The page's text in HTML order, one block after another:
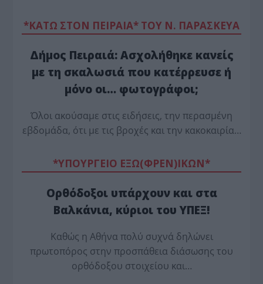
*ΚΑΤΩ ΣΤΟΝ ΠΕΙΡΑΙΑ* ΤΟΥ Ν. ΠΑΡΑΣΚΕΥΑ
Δήμος Πειραιά: Ασχολήθηκε κανείς
με τη σκαλωσιά που κατέρρευσε ή
μόνο οι… φωτογράφοι;
Όλοι ακούσαμε στις ειδήσεις, την περασμένη
εβδομάδα, ότι με τις βροχές και την κακοκαιρία…
*ΥΠΟΥΡΓΕΙΟ ΕΞΩ(ΦΡΕΝ)ΙΚΩΝ*
Ορθόδοξοι υπάρχουν και στα
Βαλκάνια, κύριοι του ΥΠΕΞ!
Καθώς η Αθήνα πολύ συχνά δηλώνει
πρωτοπόρος στην προσπάθεια διάσωσης του
ορθόδοξου στοιχείου και…